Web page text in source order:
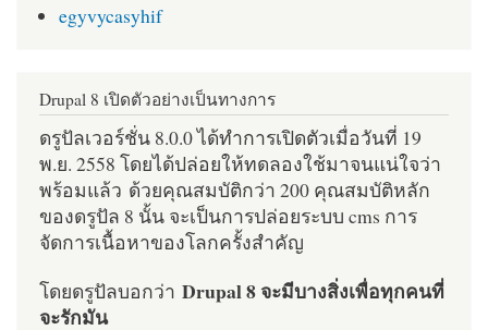
egyvycasyhif
Drupal 8 เปิดตัวอย่างเป็นทางการ
ดรูปัลเวอร์ชั่น 8.0.0 ได้ทำการเปิดตัวเมื่อวันที่ 19
พ.ย. 2558 โดยได้ปล่อยให้ทดลองใช้มาจนแน่ใจว่า
พร้อมแล้ว ด้วยคุณสมบัติกว่า 200 คุณสมบัติหลัก
ของดรูปัล 8 นั้น จะเป็นการปล่อยระบบ cms การ
จัดการเนื้อหาของโลกครั้งสำคัญ
โดยดรูปัลบอกว่า Drupal 8 จะมีบางสิ่งเพื่อทุกคนที่
จะรักมัน